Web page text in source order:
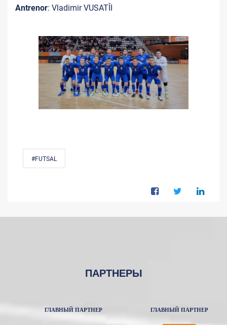
Antrenor: Vladimir VUSATÎI
#FUTSAL
ПАРТНЕРЫ
ГЛАВНЫЙ ПАРТНЕР ГЛАВНЫЙ ПАРТНЕР